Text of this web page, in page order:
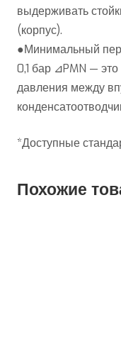
выдерживать
(корпус).
●Минимальный
0,1 бар ⊿PMN —
давления между
*Доступные
Похожие